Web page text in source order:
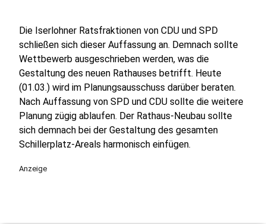
Die Iserlohner Ratsfraktionen von CDU und SPD
schließen sich dieser Auffassung an. Demnach sollte
Wettbewerb ausgeschrieben werden, was die
Gestaltung des neuen Rathauses betrifft. Heute
(01.03.) wird im Planungsausschuss darüber beraten.
Nach Auffassung von SPD und CDU sollte die weitere
Planung zügig ablaufen. Der Rathaus-Neubau sollte
sich demnach bei der Gestaltung des gesamten
Schillerplatz-Areals harmonisch einfügen.
Anzeige